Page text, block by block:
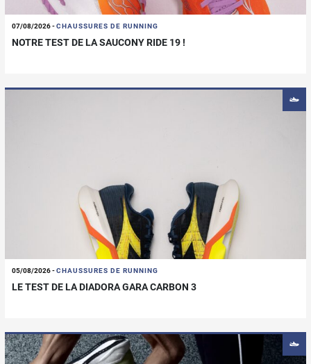
07/08/2026-CHAUSSURES DE RUNNING
NOTRE TEST DE LA SAUCONY RIDE 19 !
05/08/2026-CHAUSSURES DE RUNNING
LE TEST DE LA DIADORA GARA CARBON 3